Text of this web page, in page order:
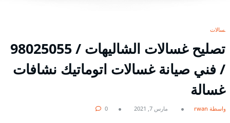
غسالات
تصليح غسالات الشاليهات / 98025055
/ فني صيانة غسالات اتوماتيك نشافات
غسالة
بواسطة rwan مارس 7, 2021 0